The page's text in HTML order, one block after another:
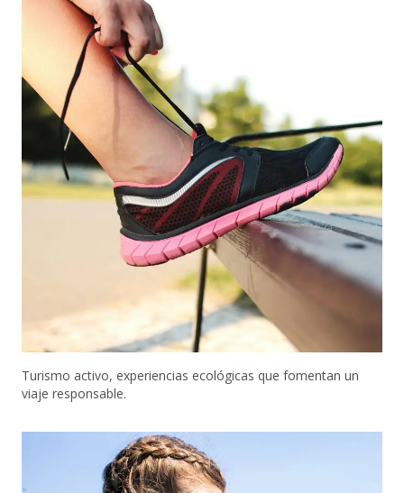
Turismo activo, experiencias ecológicas que fomentan un
viaje responsable.